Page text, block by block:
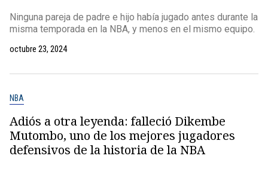
Ninguna pareja de padre e hijo había jugado antes durante la
misma temporada en la NBA, y menos en el mismo equipo.
octubre 23, 2024
NBA
Adiós a otra leyenda: falleció Dikembe
Mutombo, uno de los mejores jugadores
defensivos de la historia de la NBA